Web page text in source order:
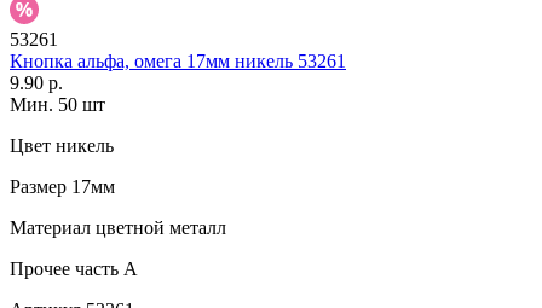
53261
Кнопка альфа, омега 17мм никель 53261
9.90 р.
Мин. 50 шт
Цвет никель
Размер 17мм
Материал цветной металл
Прочее часть A